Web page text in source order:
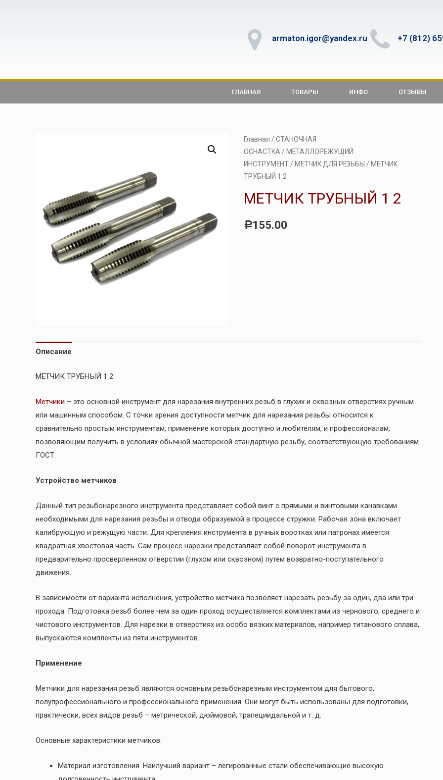
armaton.igor@yandex.ru +7 (812)
ГЛАВНАЯ ТОВАРЫ ИНФО ОТЗЫВЫ
Главная / СТАНОЧНАЯ
ОСНАСТКА / МЕТАЛЛОРЕЖУЩИЙ
ИНСТРУМЕНТ/ МЕТЧИК ДЛЯ РЕЗЬБЫ / МЕТЧИК
ТРУБНЫЙ 1 2
МЕТЧИК ТРУБНЫЙ 1 2
Р155.00
Описание
МЕТЧИК ТРУБНЫЙ 1 2
Метчики – это основной инструмент для нарезания внутренних резьб в глухих и сквозных отверстиях ручным
или машинным способом. С точки зрения доступности метчик для нарезания резьбы относится к
сравнительно простым инструментам, применение которых доступно и любителям, и профессионалам,
позволяющим получить в условиях обычной мастерской стандартную резьбу, соответствующую требованиям
ГОСТ.
Устройство метчиков
Данный тип резьбонарезного инструмента представляет собой винт с прямыми и винтовыми канавками
необходимыми для нарезания резьбы и отвода образуемой в процессе стружки. Рабочая зона включает
калибрующую и режущую части. Для крепления инструмента в ручных воротках или патронах имеется
квадратная хвостовая часть. Сам процесс нарезки представляет собой поворот инструмента в
предварительно просверленном отверстии (глухом или сквозном) путем возвратно-поступательного
движения.
В зависимости от варианта исполнения, устройство метчика позволяет нарезать резьбу за один, два или три
прохода. Подготовка резьб более чем за один проход осуществляется комплектами из чернового, среднего и
чистового инструментов. Для нарезки в отверстиях из особо вязких материалов, например титанового сплава,
выпускаются комплекты из пяти инструментов.
Применение
Метчики для нарезания резьб являются основным резьбонарезным инструментом для бытового,
полупрофессионального и профессионального применения. Они могут быть использованы для подготовки,
практически, всех видов резьб – метрической, дюймовой, трапециидальной и т. д.
Основные характеристики метчиков:
Материал изготовления. Наилучший вариант – легированные стали обеспечивающие высокую